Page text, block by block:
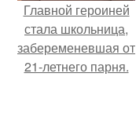
Главной героиней
стала школьница,
забеременевшая от
21-летнего парня.